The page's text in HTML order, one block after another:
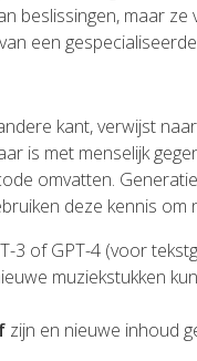
beslissingen, maar
een
kant, verwijst
is met menselijk
omvatten.
deze kennis
3 of GPT-4 (voor
muziekstukken
zijn en nieuwe inhoud